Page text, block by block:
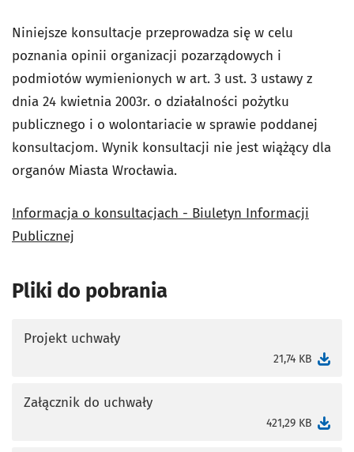
Niniejsze konsultacje przeprowadza się w celu
poznania opinii organizacji pozarządowych i
podmiotów wymienionych w art. 3 ust. 3 ustawy z
dnia 24 kwietnia 2003r. o działalności pożytku
publicznego i o wolontariacie w sprawie poddanej
konsultacjom. Wynik konsultacji nie jest wiążący dla
organów Miasta Wrocławia.
Informacja o konsultacjach - Biuletyn Informacji
Publicznej
Pliki do pobrania
Projekt uchwały
21,74 KB
Załącznik do uchwały
421,29 KB